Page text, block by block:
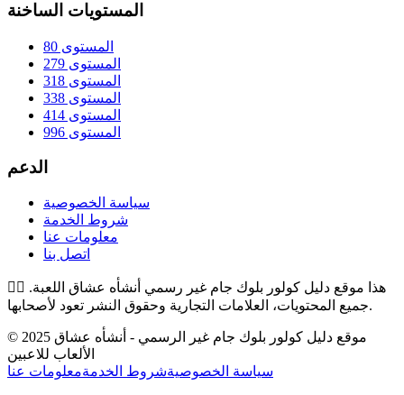
المستويات الساخنة
المستوى 80
المستوى 279
المستوى 318
المستوى 338
المستوى 414
المستوى 996
الدعم
سياسة الخصوصية
شروط الخدمة
معلومات عنا
اتصل بنا
👉🏻 هذا موقع دليل كولور بلوك جام غير رسمي أنشأه عشاق اللعبة.
جميع المحتويات، العلامات التجارية وحقوق النشر تعود لأصحابها.
© 2025 موقع دليل كولور بلوك جام غير الرسمي - أنشأه عشاق
الألعاب للاعبين
سياسة الخصوصيةشروط الخدمةمعلومات عنا